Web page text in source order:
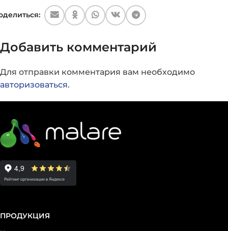
Добавить комментарий
Для отправки комментария вам необходимо
авторизоваться.
ПРОДУКЦИЯ